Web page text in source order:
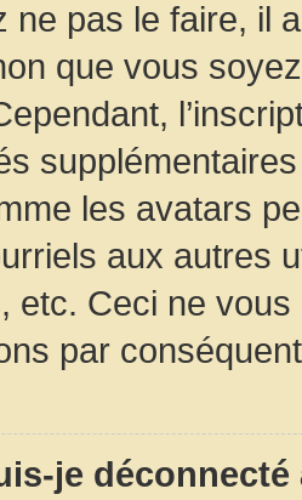
ne pas le faire, il
que vous
les avatars
aux autres
etc. Ceci ne
par
je